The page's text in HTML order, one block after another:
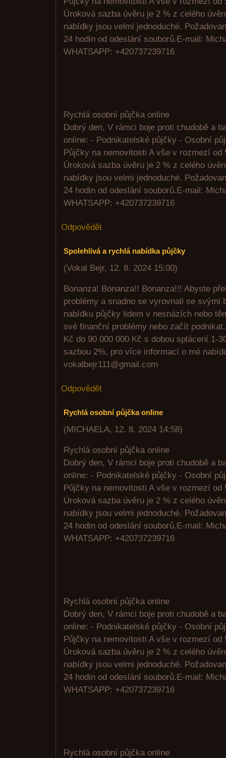
Úroková sazba úvěru je 2 % z celého
nabídky jsou velmi jednoduché.
24 hodin od odeslání souborů.E-mail:
WHATSAPP: +420737239716
Rychlá osobní půjčka online
Dobrý den, V rámci boje proti chudobě a
online: - Podnikatelské půjčky - Osobní
Půjčky na nemovitosti A vše v rozmezí od
Úroková sazba úvěru je 2 % z celého
nabídky jsou velmi jednoduché.
24 hodin od odeslání souborů.E-mail:
WHATSAPP: +420737239716
Odpovědět
Spolehlivá a rychlá nabídka půjčky
(Vokal Bejr, 12. 8. 2024 15:00)
Bonanza! Bonanza!! Bonanza!!! Abyste
problémy a snadno se vyrovnali se svými
nabídku půjčky lidem v nesnázích nebo
své finanční problémy nebo začít
Kč do 90 000 000 Kč s dobou splácení 1-
sazbou 2%, pro více informací o mé
vokalbejr111@gmail.com
Odpovědět
Rychlá osobní půjčka online
(MICHAELA, 12. 8. 2024 14:58)
Rychlá osobní půjčka online
Dobrý den, V rámci boje proti chudobě a
online: - Podnikatelské půjčky - Osobní
Půjčky na nemovitosti A vše v rozmezí od
Úroková sazba úvěru je 2 % z celého
nabídky jsou velmi jednoduché.
24 hodin od odeslání souborů.E-mail:
WHATSAPP: +420737239716
Rychlá osobní půjčka online
Dobrý den, V rámci boje proti chudobě a
online: - Podnikatelské půjčky - Osobní
Půjčky na nemovitosti A vše v rozmezí od
Úroková sazba úvěru je 2 % z celého
nabídky jsou velmi jednoduché.
24 hodin od odeslání souborů.E-mail:
WHATSAPP: +420737239716
Rychlá osobní půjčka online